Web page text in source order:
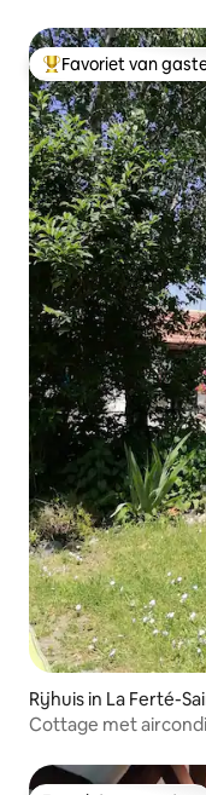
Topfavoriet van
Favoriet van
Rijhuis in La Ferté-
Cottage met